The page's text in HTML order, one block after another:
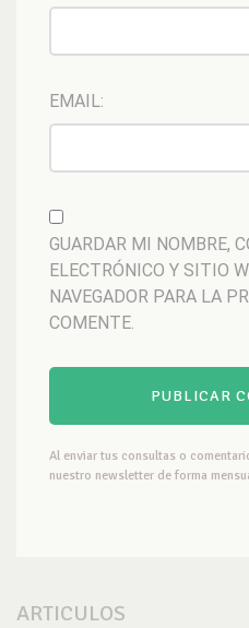
EMAIL:
GUARDAR MI NOMBRE,
ELECTRÓNICO Y SITIO
NAVEGADOR PARA LA
COMENTE.
Al enviar tus consultas o
nuestro newsletter de forma
ARTICULOS